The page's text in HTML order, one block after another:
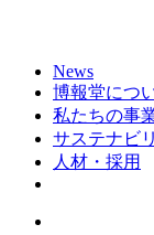
News
博報堂につ
私たちの事
サステナビ
人材・採用